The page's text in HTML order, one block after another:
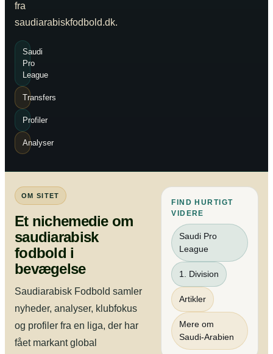
fra
saudiarabiskfodbold.dk.
Saudi
Pro
League
Transfers
Profiler
Analyser
OM SITET
Et nichemedie om
saudiarabisk
fodbold i
bevægelse
Saudiarabisk Fodbold samler
nyheder, analyser, klubfokus
og profiler fra en liga, der har
fået markant global
FIND HURTIGT
VIDERE
Saudi Pro
League
1. Division
Artikler
Mere om
Saudi-Arabien